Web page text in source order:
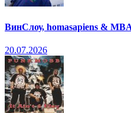
ВинСлоу, homasapiens &
20.07.2026